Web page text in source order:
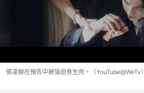
張凌赫在預告中被強迫食生肉。（YouTube@WeTv）